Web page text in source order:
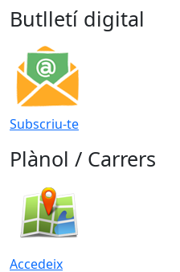
Butlletí digital
Subscriu-te
Plànol / Carrers
Accedeix